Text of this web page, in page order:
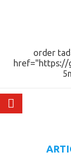
order
href="https://